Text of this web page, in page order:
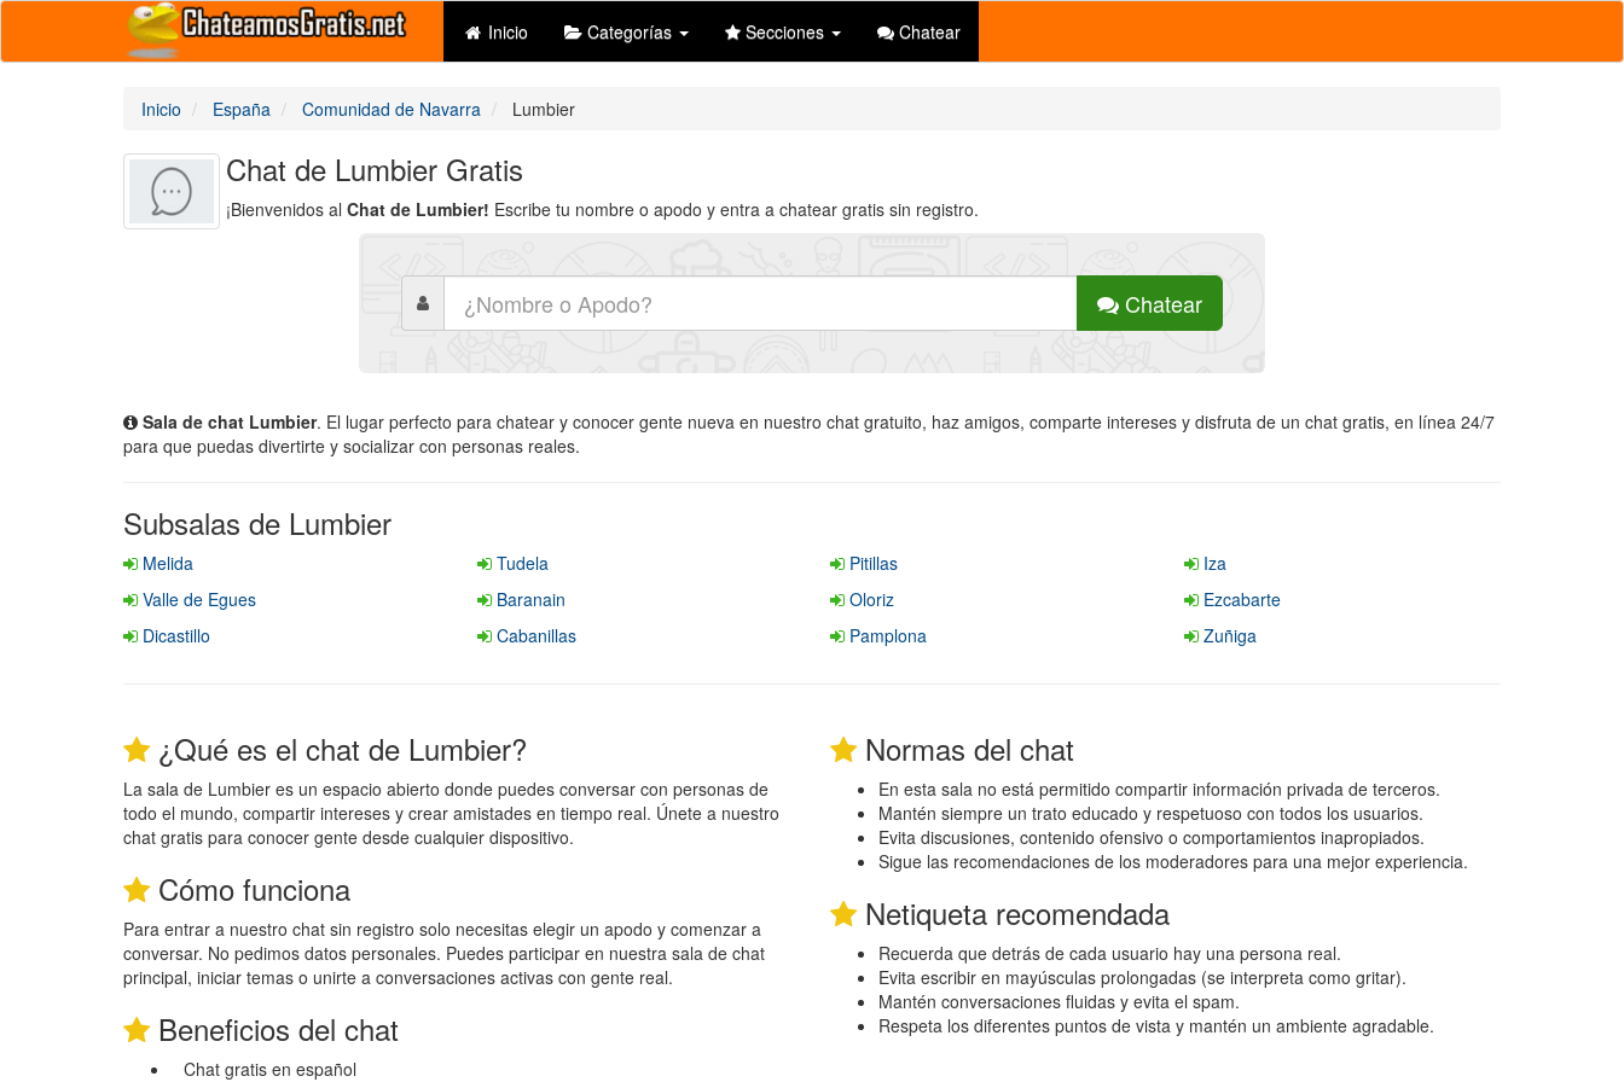
Inicio Categorías Secciones Chatear
Inicio España Comunidad de Navarra Lumbier
Chat de Lumbier Gratis
¡Bienvenidos al Chat de Lumbier! Escribe tu nombre o apodo y entra a chatear gratis sin registro.
Chatear
Sala de chat Lumbier. El lugar perfecto para chatear y conocer gente nueva en nuestro chat gratuito, haz amigos, comparte intereses y disfruta de un chat gratis, en línea 24/7
para que puedas divertirte y socializar con personas reales.
Subsalas de Lumbier
Melida Tudela Pitillas
Iza
Valle de Egues
Baranain Oloriz
Ezcabarte
Dicastillo
Cabanillas Pamplona Zuñiga
¿Qué es el chat de Lumbier?
La sala de Lumbier es un espacio abierto donde puedes conversar con personas de
todo el mundo, compartir intereses y crear amistades en tiempo real. Únete a nuestro
chat gratis para conocer gente desde cualquier dispositivo.
Cómo funciona
Para entrar a nuestro chat sin registro solo necesitas elegir un apodo y comenzar a
conversar. No pedimos datos personales. Puedes participar en nuestra sala de chat
principal, iniciar temas o unirte a conversaciones activas con gente real.
Beneficios del chat
Chat gratis en español
Normas del chat
En esta sala no está permitido compartir información privada de terceros.
Mantén siempre un trato educado y respetuoso con todos los usuarios.
Evita discusiones, contenido ofensivo o comportamientos inapropiados.
Sigue las recomendaciones de los moderadores para una mejor experiencia.
Netiqueta recomendada
Recuerda que detrás de cada usuario hay una persona real.
Evita escribir en mayúsculas prolongadas (se interpreta como gritar).
Mantén conversaciones fluidas y evita el spam.
Respeta los diferentes puntos de vista y mantén un ambiente agradable.